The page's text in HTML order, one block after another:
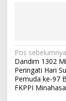
N
a
v
Pos sebelumnya
Dandim 1302
Peringati Hari
Pemuda ke-97
FKPPI Minahasa